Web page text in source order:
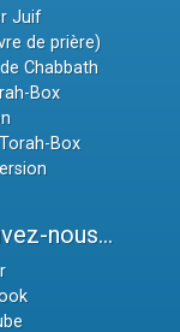
Juif
de prière)
Chabbath
Box
Box
nous...